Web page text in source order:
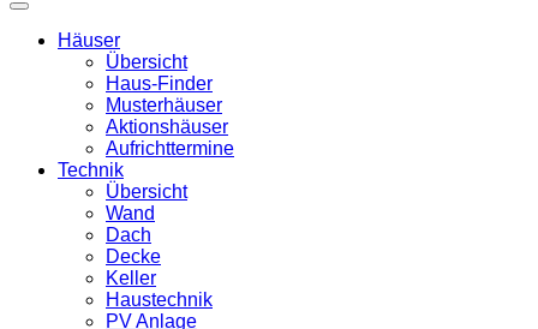
Häuser
Übersicht
Haus-Finder
Musterhäuser
Aktionshäuser
Aufrichttermine
Technik
Übersicht
Wand
Dach
Decke
Keller
Haustechnik
PV Anlage